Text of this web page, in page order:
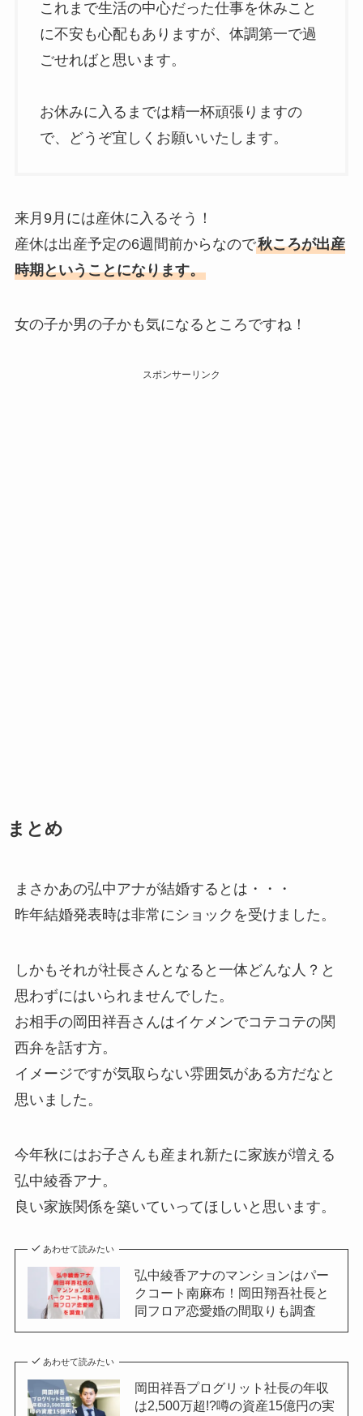
これまで生活の中心だった仕事を休みこと
に不安も心配もありますが、体調第一で過
ごせればと思います。
お休みに入るまでは精一杯頑張りますの
で、どうぞ宜しくお願いいたします。
来月9月には産休に入るそう！
産休は出産予定の6週間前からなので秋ころが出産
時期ということになります。
女の子か男の子かも気になるところですね！
スポンサーリンク
まとめ
まさかあの弘中アナが結婚するとは・・・
昨年結婚発表時は非常にショックを受けました。
しかもそれが社長さんとなると一体どんな人？と
思わずにはいられませんでした。
お相手の岡田祥吾さんはイケメンでコテコテの関
西弁を話す方。
イメージですが気取らない雰囲気がある方だなと
思いました。
今年秋にはお子さんも産まれ新たに家族が増える
弘中綾香アナ。
良い家族関係を築いていってほしいと思います。
あわせて読みたい
弘中綾香アナのマンションはパー
クコート南麻布！岡田翔吾社長と
同フロア恋愛婚の間取りも調査
あわせて読みたい
岡田祥吾プログリット社長の年収
は2,500万超!?噂の資産15億円の実